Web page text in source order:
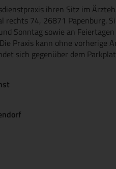
ihren Sitz im
rechts 74, 26871 Papenburg.
Sonntag sowie an
Praxis kann ohne vorherige
sich gegenüber dem